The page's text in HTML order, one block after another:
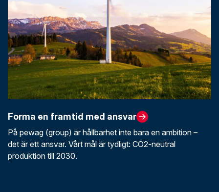
Forma en framtid med ansvar
På pewag (group) är hållbarhet inte bara en ambition –
det är ett ansvar. Vårt mål är tydligt: CO2-neutral
produktion till 2030.